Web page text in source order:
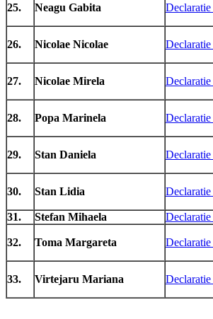
25. Neagu Gabita Declaratie
26. Nicolae Nicolae Declaratie
27. Nicolae Mirela Declaratie
28. Popa Marinela Declaratie
29. Stan Daniela Declaratie
30. Stan Lidia Declaratie
31. Stefan Mihaela Declaratie
32. Toma Margareta Declaratie
33. Virtejaru Mariana Declaratie